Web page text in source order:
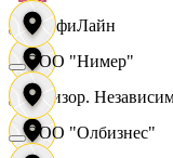
ПрофиЛайн
Ревизор.
ООО "Нимер"
ООО "Олбизнес"